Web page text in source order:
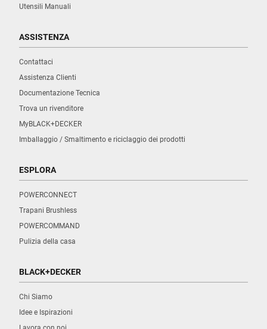
Utensili Manuali
ASSISTENZA
Contattaci
Assistenza Clienti
Documentazione Tecnica
Trova un rivenditore
MyBLACK+DECKER
Imballaggio / Smaltimento e riciclaggio dei prodotti
ESPLORA
POWERCONNECT
Trapani Brushless
POWERCOMMAND
Pulizia della casa
BLACK+DECKER
Chi Siamo
Idee e Ispirazioni